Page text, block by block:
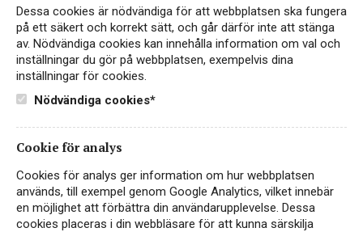
Pazzione Riesling Organic
Pfalz by Pernilla Wahlgren
En ekologisk, torr och fruktig Riesling på box
från det klassiska vinområdet Pfalz i södra
Tyskland.
Dessa cookies är nödvändiga för att webbplatsen ska fungera
på ett säkert och korrekt sätt, och går därför inte att stänga
av. Nödvändiga cookies kan innehålla information om val och
inställningar du gör på webbplatsen, exempelvis dina
inställningar för cookies.
Nödvändiga cookies*
Cookie för analys
Cookies för analys ger information om hur webbplatsen
används, till exempel genom Google Analytics, vilket innebär
en möjlighet att förbättra din användarupplevelse. Dessa
cookies placeras i din webbläsare för att kunna särskilja